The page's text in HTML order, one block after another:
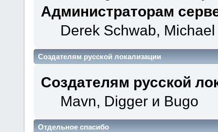
Администраторам
Derek Schwab,
Создателям русской локализации
Создателям русской
Mavn, Digger и Bugo
Отдельное спасибо